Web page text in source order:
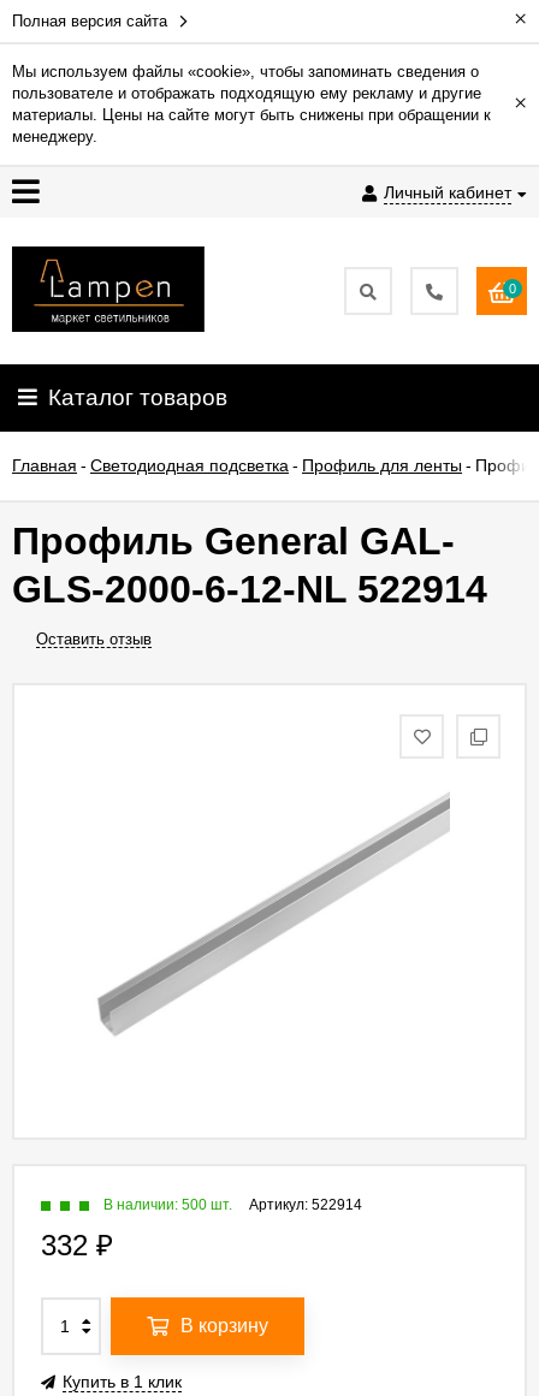
Полная версия сайта ×
Мы используем файлы «cookie», чтобы запоминать сведения о
пользователе и отображать подходящую ему рекламу и другие
материалы. Цены на сайте могут быть снижены при обращении к
менеджеру.
×
Личный кабинет
Гарантия
Доставка
и
Контакты
освещения
О
0
Каталог товаров
Главная - Светодиодная подсветка - Профиль для ленты-
Профиль General GAL-
GLS-2000-6-12-NL 522914
Оставить отзыв
Артикул: 522914
В наличии: 500 шт.
332 ₽
В корзину
Купить в 1 клик